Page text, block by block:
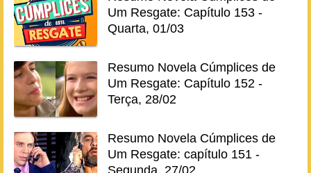
Um Resgate: Capítulo 153 -
Quarta, 01/03
Resumo Novela Cúmplices de
Um Resgate: Capítulo 152 -
Terça, 28/02
Resumo Novela Cúmplices de
Um Resgate: capítulo 151 -
Segunda, 27/02